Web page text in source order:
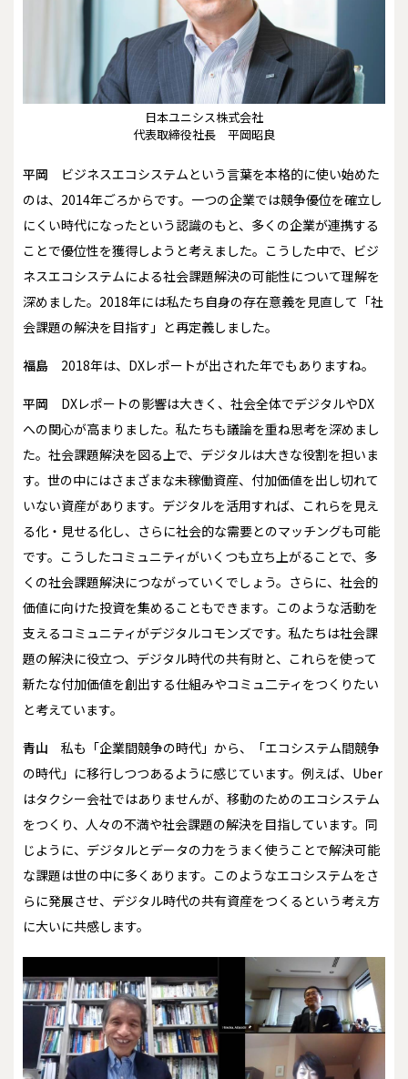
日本ユニシス株式会社
代表取締役社長 平岡昭良
平岡 ビジネスエコシステムという言葉を本格的に使い始めた
のは、2014年ごろからです。一つの企業では競争優位を確立し
にくい時代になったという認識のもと、多くの企業が連携する
ことで優位性を獲得しようと考えました。こうした中で、ビジ
ネスエコシステムによる社会課題解決の可能性について理解を
深めました。2018年には私たち自身の存在意義を見直して「社
会課題の解決を目指す」と再定義しました。
福島 2018年は、DXレポートが出された年でもありますね。
平岡 DXレポートの影響は大きく、社会全体でデジタルやDX
への関心が高まりました。私たちも議論を重ね思考を深めまし
た。社会課題解決を図る上で、デジタルは大きな役割を担いま
す。世の中にはさまざまな未稼働資産、付加価値を出し切れて
いない資産があります。デジタルを活用すれば、これらを見え
る化・見せる化し、さらに社会的な需要とのマッチングも可能
です。こうしたコミュニティがいくつも立ち上がることで、多
くの社会課題解決につながっていくでしょう。さらに、社会的
価値に向けた投資を集めることもできます。このような活動を
支えるコミュニティがデジタルコモンズです。私たちは社会課
題の解決に役立つ、デジタル時代の共有財と、これらを使って
新たな付加価値を創出する仕組みやコミュ二ティをつくりたい
と考えています。
青山 私も「企業間競争の時代」から、「エコシステム間競争
の時代」に移行しつつあるように感じています。例えば、Uber
はタクシー会社ではありませんが、移動のためのエコシステム
をつくり、人々の不満や社会課題の解決を目指しています。同
じように、デジタルとデータの力をうまく使うことで解決可能
な課題は世の中に多くあります。このようなエコシステムをさ
らに発展させ、デジタル時代の共有資産をつくるという考え方
に大いに共感します。